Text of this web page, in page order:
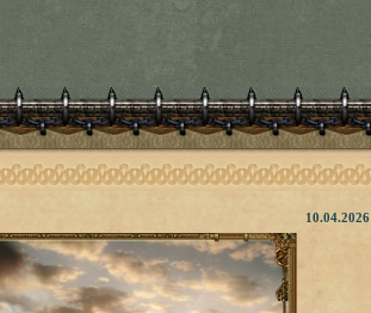
10.04.2026